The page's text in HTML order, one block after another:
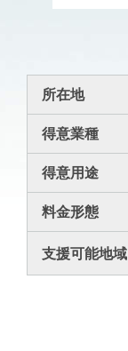
所在地
得意業種
得意用途
料金形態
支援可能地域